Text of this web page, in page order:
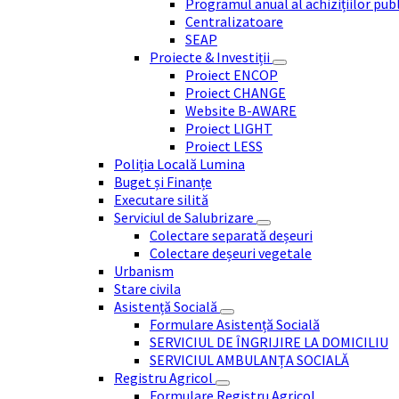
Programul anual al achizițiilor
Centralizatoare
SEAP
Proiecte & Investiții
Proiect ENCOP
Proiect CHANGE
Website B-AWARE
Proiect LIGHT
Proiect LESS
Poliția Locală Lumina
Buget și Finanțe
Executare silită
Serviciul de Salubrizare
Colectare separată deșeuri
Colectare deșeuri vegetale
Urbanism
Stare civila
Asistență Socială
Formulare Asistență Socială
SERVICIUL DE ÎNGRIJIRE LA DOMICILIU
SERVICIUL AMBULANȚA SOCIALĂ
Registru Agricol
Formulare Registru Agricol